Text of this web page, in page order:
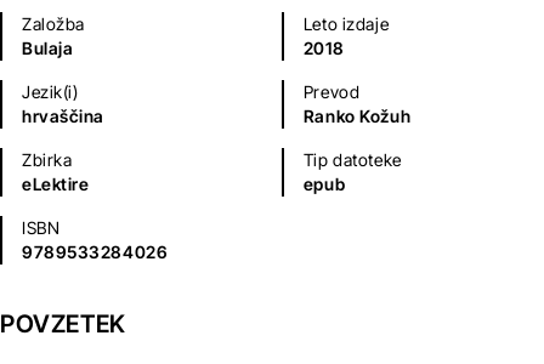
Založba
Bulaja
Leto izdaje
2018
Jezik(i)
hrvaščina
Prevod
Ranko Kožuh
Zbirka
eLektire
Tip datoteke
epub
ISBN
9789533284026
POVZETEK